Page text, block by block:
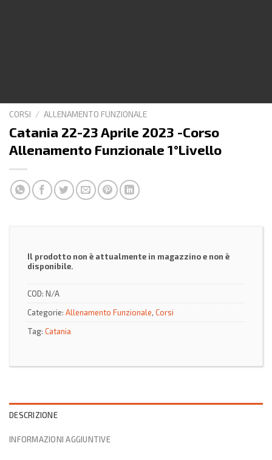
CORSI / ALLENAMENTO FUNZIONALE
Catania 22-23 Aprile 2023 -Corso
Allenamento Funzionale 1°Livello
Il prodotto non è attualmente in magazzino e non è
disponibile.
COD: N/A
Categorie: Allenamento Funzionale, Corsi
Tag: Catania
DESCRIZIONE
INFORMAZIONI AGGIUNTIVE